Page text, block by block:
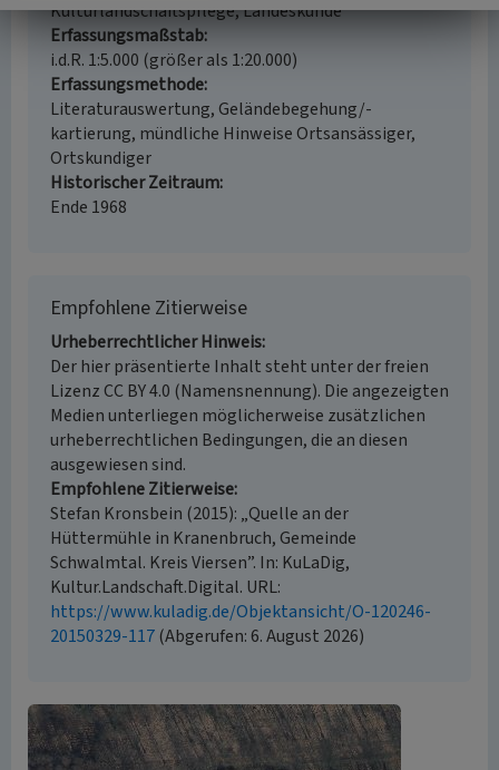
Kulturlandschaftspflege, Landeskunde
Erfassungsmaßstab
i.d.R. 1:5.000 (größer als 1:20.000)
Erfassungsmethode
Literaturauswertung, Geländebegehung/-
kartierung, mündliche Hinweise Ortsansässiger,
Ortskundiger
Historischer Zeitraum
Ende 1968
Empfohlene Zitierweise
Urheberrechtlicher Hinweis
Der hier präsentierte Inhalt steht unter der freien
Lizenz CC BY 4.0 (Namensnennung). Die angezeigten
Medien unterliegen möglicherweise zusätzlichen
urheberrechtlichen Bedingungen, die an diesen
ausgewiesen sind.
Empfohlene Zitierweise
Stefan Kronsbein (2015): „Quelle an der
Hüttermühle in Kranenbruch, Gemeinde
Schwalmtal. Kreis Viersen”. In: KuLaDig,
Kultur.Landschaft.Digital. URL:
https://www.kuladig.de/Objektansicht/O-120246-
20150329-117(Abgerufen: 6. August 2026)